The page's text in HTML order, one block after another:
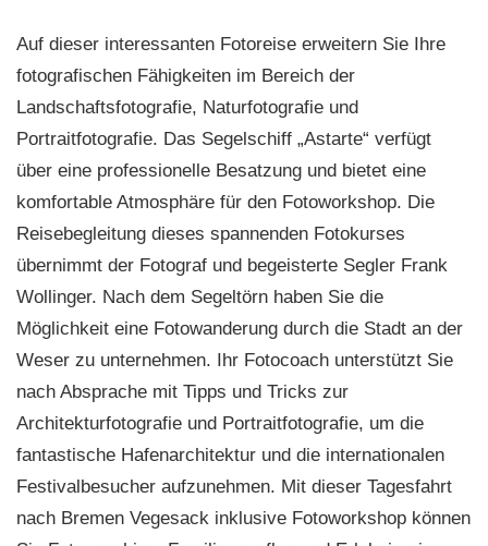
Auf dieser interessanten Fotoreise erweitern Sie Ihre
fotografischen Fähigkeiten im Bereich der
Landschaftsfotografie, Naturfotografie und
Portraitfotografie. Das Segelschiff „Astarte“ verfügt
über eine professionelle Besatzung und bietet eine
komfortable Atmosphäre für den Fotoworkshop. Die
Reisebegleitung dieses spannenden Fotokurses
übernimmt der Fotograf und begeisterte Segler Frank
Wollinger. Nach dem Segeltörn haben Sie die
Möglichkeit eine Fotowanderung durch die Stadt an der
Weser zu unternehmen. Ihr Fotocoach unterstützt Sie
nach Absprache mit Tipps und Tricks zur
Architekturfotografie und Portraitfotografie, um die
fantastische Hafenarchitektur und die internationalen
Festivalbesucher aufzunehmen. Mit dieser Tagesfahrt
nach Bremen Vegesack inklusive Fotoworkshop können